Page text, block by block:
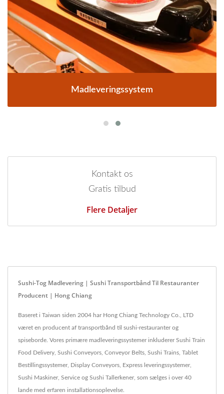
Madleveringssystem
Kontakt os
Gratis tilbud
Flere Detaljer
Sushi-Tog Madlevering | Sushi Transportbånd Til Restauranter
Producent | Hong Chiang
Baseret i Taiwan siden 2004 har Hong Chiang Technology Co., LTD
været en producent af transportbånd til sushi-restauranter og
spiseborde. Vores primære madleveringssystemer inkluderer Sushi Train
Food Delivery, Sushi Conveyors, Conveyor Belts, Sushi Trains, Tablet
Bestillingssystemer, Display Conveyors, Express leveringssystemer,
Sushi Maskiner, Service og Sushi Tallerkener, som sælges i over 40
lande med erfaren installationsoplevelse.